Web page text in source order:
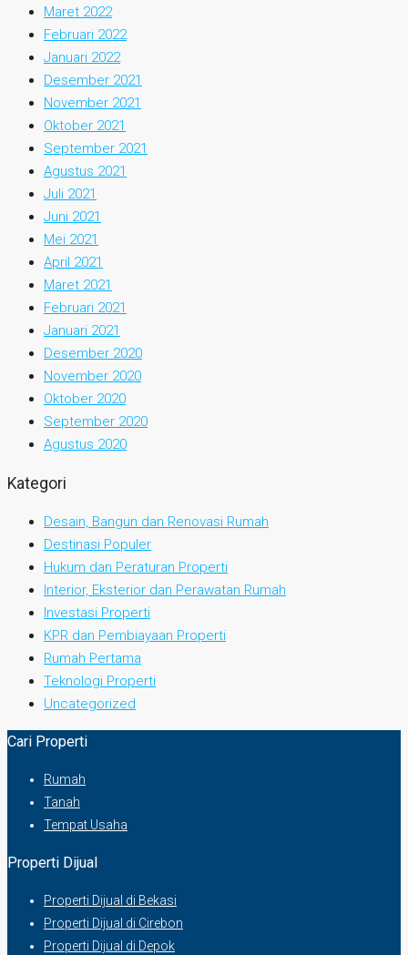
Maret 2022
Februari 2022
Januari 2022
Desember 2021
November 2021
Oktober 2021
September 2021
Agustus 2021
Juli 2021
Juni 2021
Mei 2021
April 2021
Maret 2021
Februari 2021
Januari 2021
Desember 2020
November 2020
Oktober 2020
September 2020
Agustus 2020
Kategori
Desain, Bangun dan Renovasi Rumah
Destinasi Populer
Hukum dan Peraturan Properti
Interior, Eksterior dan Perawatan Rumah
Investasi Properti
KPR dan Pembiayaan Properti
Rumah Pertama
Teknologi Properti
Uncategorized
Cari Properti
Rumah
Tanah
Tempat Usaha
Properti Dijual
Properti Dijual di Bekasi
Properti Dijual di Cirebon
Properti Dijual di Depok